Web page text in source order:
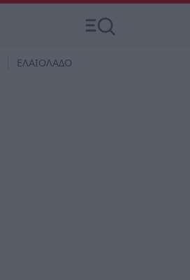
ΕΛΑΙΟΛΑΔΟ